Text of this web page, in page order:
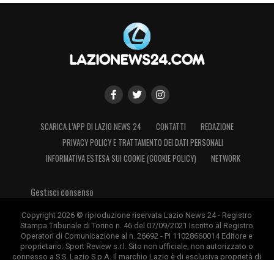
SCARICA L’APP DI LAZIO NEWS 24 CONTATTI
REDAZIONE
PRIVACY POLICY E TRATTAMENTO DEI DATI PERSONALI
INFORMATIVA ESTESA SUI COOKIE (COOKIE POLICY)
NETWORK
Gestisci consenso
Copyright 2026 © riproduzione riservata Lazio News 24 - Registro
Stampa Tribunale di Torino n. 46 del 07/09/2021 Iscritto al Registro
Operatori di Comunicazione al n. 26692 - PI 11028660014 Editore e
proprietario: Sport Review s.r.l. Sito non ufficiale, non autorizzato o
connesso a S.S. Lazio S.p.A. Il marchio Lazio è di esclusiva proprietà di